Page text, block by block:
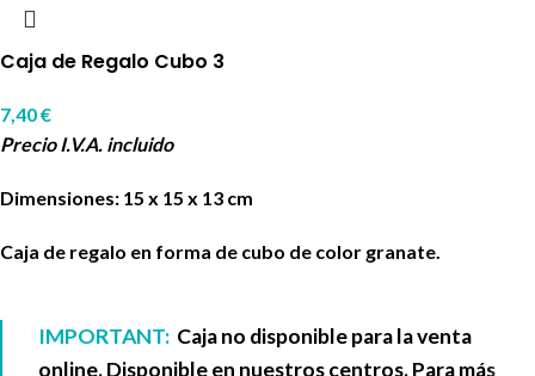
Caja de Regalo Cubo 3
7,40€
Precio I.V.A. incluido
Dimensiones: 15 x 15 x 13 cm
Caja de regalo en forma de cubo de color granate.
IMPORTANT: Caja no disponible para la venta
online. Disponible en nuestros centros. Para más